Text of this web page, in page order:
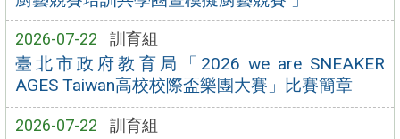
2026-07-22 訓育組
臺北市政府教育局「2026 we are SNEAKER
AGES Taiwan高校校際盃樂團大賽」比賽簡章
2026-07-22 訓育組